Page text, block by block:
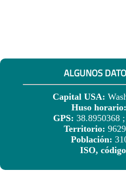
ALGUNOS
Capital USA:
Huso horario:
GPS: 38.8950368
Territorio:
Población:
ISO,